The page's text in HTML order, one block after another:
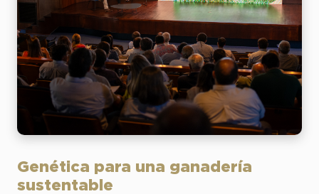
Genética para una ganadería
sustentable